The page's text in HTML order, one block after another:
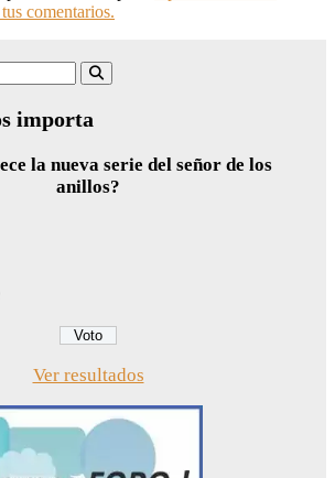
comentarios.
importa
la nueva serie del señor de los
anillos?
Ver resultados